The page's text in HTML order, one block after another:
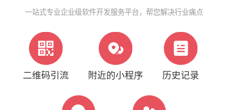
一站式专业企业级软件开发服务平台，帮您解决行业痛点
二维码引流 附近的小程序 历史记录